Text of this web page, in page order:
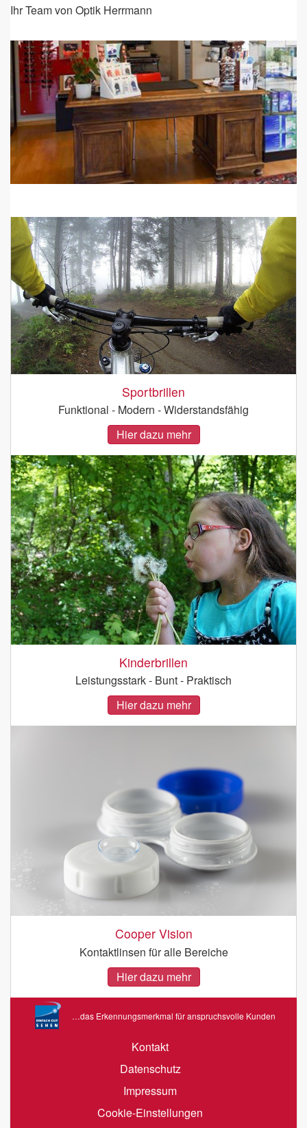
Ihr Team von Optik Herrmann
Sportbrillen
Funktional - Modern - Widerstandsfähig
Hier dazu mehr
Kinderbrillen
Leistungsstark - Bunt - Praktisch
Hier dazu mehr
Cooper Vision
Kontaktlinsen für alle Bereiche
Hier dazu mehr
…das Erkennungsmerkmal für anspruchsvolle Kunden
Kontakt
Datenschutz
Impressum
Cookie-Einstellungen